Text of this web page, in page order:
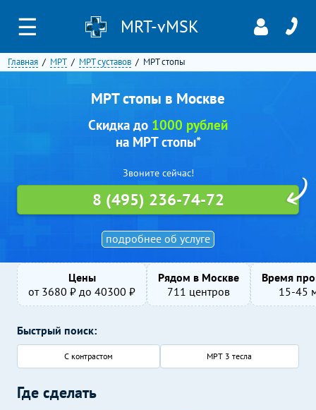
☰ MRT-vMSK
Главная МРТ МРТ суставов МРТ стопы
МРТ стопы в Москве
подробнее об услуге
Скидка до 1000 рублей
на МРТ стопы*
Звоните сейчас!
8 (495) 236-74-72
Цены
от 3680 ₽ до 40300 ₽
Рядом в Москве
711 центров
Время
15-45
Быстрый поиск:
С контрастом МРТ 3 тесла
Где сделать